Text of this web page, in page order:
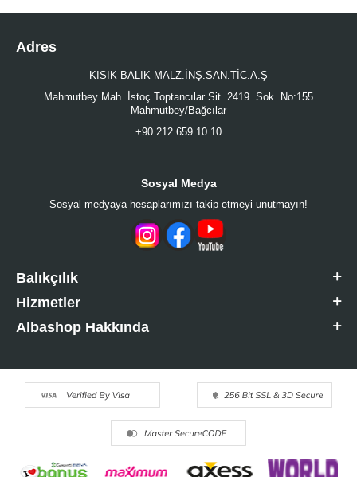
Adres
KISIK BALIK MALZ.İNŞ.SAN.TİC.A.Ş
Mahmutbey Mah. İstoç Toptancılar Sit. 2419. Sok. No:155
Mahmutbey/Bağcılar
+90 212 659 10 10
Sosyal Medya
Sosyal medyaya hesaplarımızı takip etmeyi unutmayın!
Balıkçılık
Hizmetler
Albashop Hakkında